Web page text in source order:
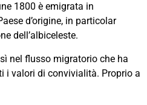
1800 è emigrata in
d’origine, in particolar
dell’albiceleste.
nel flusso migratorio che ha
i valori di convivialità. Proprio a